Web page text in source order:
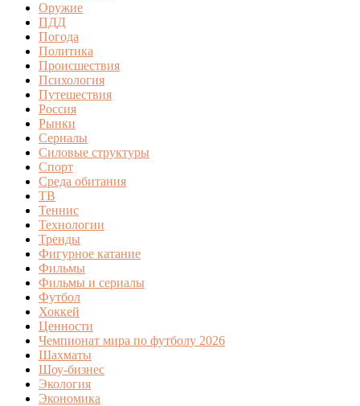
Оружие
ПДД
Погода
Политика
Происшествия
Психология
Путешествия
Россия
Рынки
Сериалы
Силовые структуры
Спорт
Среда обитания
ТВ
Теннис
Технологии
Тренды
Фигурное катание
Фильмы
Фильмы и сериалы
Футбол
Хоккей
Ценности
Чемпионат мира по футболу 2026
Шахматы
Шоу-бизнес
Экология
Экономика